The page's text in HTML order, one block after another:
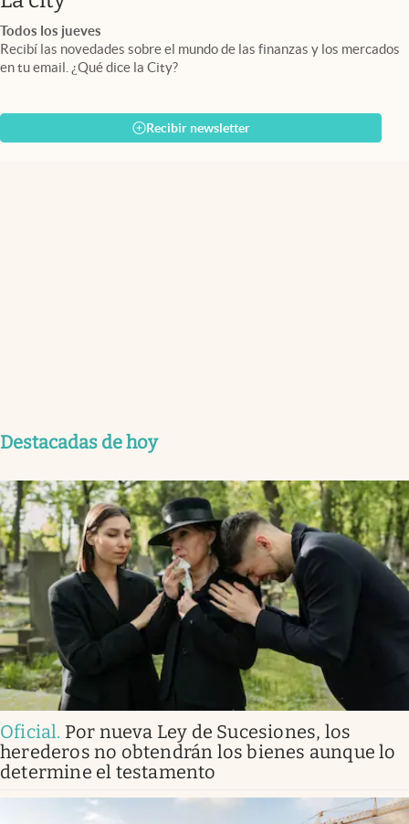
Todos los jueves
Recibí las novedades sobre el mundo de las finanzas y los mercados
en tu email. ¿Qué dice la City?
Recibir newsletter
Destacadas de hoy
Oficial. Por nueva Ley de Sucesiones, los
herederos no obtendrán los bienes aunque lo
determine el testamento